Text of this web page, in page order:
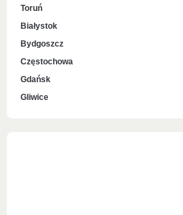
Toruń
Białystok
Bydgoszcz
Częstochowa
Gdańsk
Gliwice